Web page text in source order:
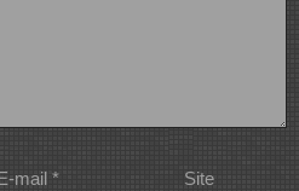
mail * Site